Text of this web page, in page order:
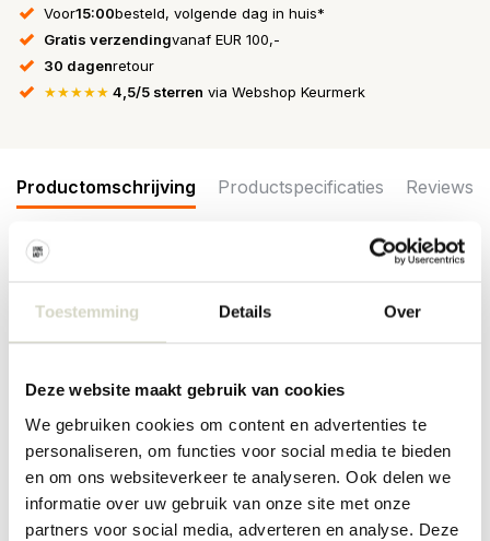
Toestemming Details Over
Deze website maakt gebruik van cookies
We gebruiken cookies om content en advertenties te
personaliseren, om functies voor social media te bieden
en om ons websiteverkeer te analyseren. Ook delen we
informatie over uw gebruik van onze site met onze
partners voor social media, adverteren en analyse. Deze
Voor15:00besteld, volgende dag in huis*
Gratis verzendingvanaf EUR 100,-
30 dagenretour
★★★★★ 4,5/5 sterren via Webshop Keurmerk
Productomschrijving Productspecificaties Reviews
Afmeting 55x55x43cm
Kleur: naturel
Overige: Fitting E27, max 40W. Reinigen met een vochtige doek.
PRODUCTSPECIFICATIES
Artikelnummer 82056490